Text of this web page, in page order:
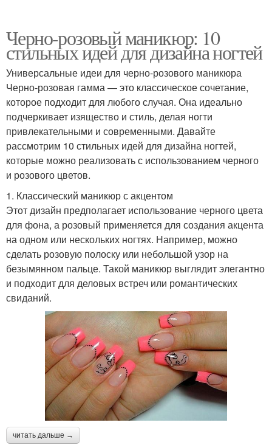
Черно-розовый маникюр: 10
стильных идей для дизайна ногтей
Универсальные идеи для черно-розового маникюра
Черно-розовая гамма — это классическое сочетание,
которое подходит для любого случая. Она идеально
подчеркивает изящество и стиль, делая ногти
привлекательными и современными. Давайте
рассмотрим 10 стильных идей для дизайна ногтей,
которые можно реализовать с использованием черного
и розового цветов.
1. Классический маникюр с акцентом
Этот дизайн предполагает использование черного цвета
для фона, а розовый применяется для создания акцента
на одном или нескольких ногтях. Например, можно
сделать розовую полоску или небольшой узор на
безымянном пальце. Такой маникюр выглядит элегантно
и подходит для деловых встреч или романтических
свиданий.
читать дальше →